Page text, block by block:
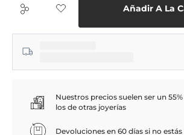
Añadir A La
Nuestros precios suelen ser un
los de otras joyerías
Devoluciones en 60 días si no